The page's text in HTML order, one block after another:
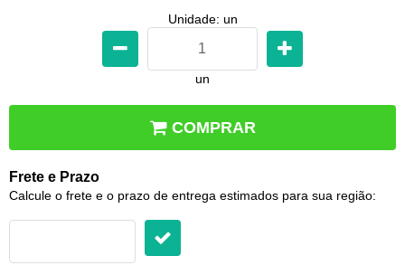
Unidade: un
un
COMPRAR
Frete e Prazo
Calcule o frete e o prazo de entrega estimados para sua região: